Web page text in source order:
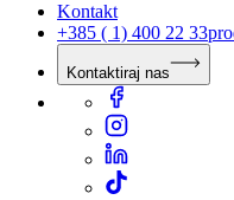
Kontakt
+385 ( 1) 400 22 33
Kontaktiraj nas